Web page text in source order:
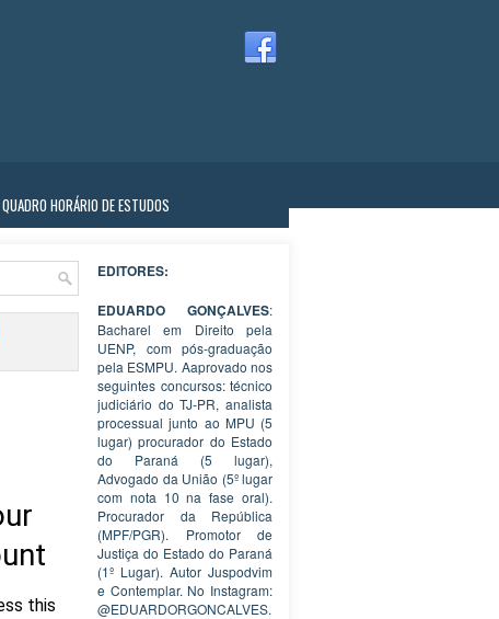
QUADRO HORÁRIO DE ESTUDOS
EDITORES:
EDUARDO GONÇALVES:
Bacharel em Direito pela
UENP, com pós-graduação
pela ESMPU. Aaprovado nos
seguintes concursos: técnico
judiciário do TJ-PR, analista
processual junto ao MPU (5
lugar) procurador do Estado
do Paraná (5 lugar),
Advogado da União (5º lugar
com nota 10 na fase oral).
Procurador da República
(MPF/PGR). Promotor de
Justiça do Estado do Paraná
(1º Lugar). Autor Juspodvim
e Contemplar. No Instagram:
@EDUARDORGONCALVES.